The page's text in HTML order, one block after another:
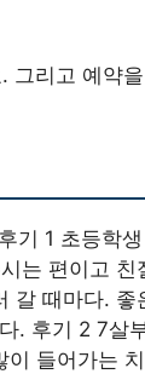
그리고 예약
기 1 초등학생
는 편이고 친
갈 때마다. 좋
. 후기 2 7살
이 들어가는